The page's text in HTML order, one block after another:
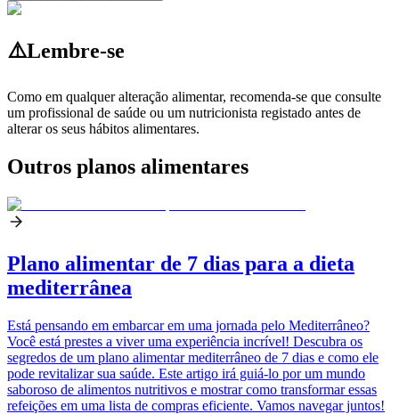
⚠️Lembre-se
Como em qualquer alteração alimentar, recomenda-se que consulte
um profissional de saúde ou um nutricionista registado antes de
alterar os seus hábitos alimentares.
Outros planos alimentares
Plano alimentar de 7 dias para a dieta
mediterrânea
Está pensando em embarcar em uma jornada pelo Mediterrâneo?
Você está prestes a viver uma experiência incrível! Descubra os
segredos de um plano alimentar mediterrâneo de 7 dias e como ele
pode revitalizar sua saúde. Este artigo irá guiá-lo por um mundo
saboroso de alimentos nutritivos e mostrar como transformar essas
refeições em uma lista de compras eficiente. Vamos navegar juntos!